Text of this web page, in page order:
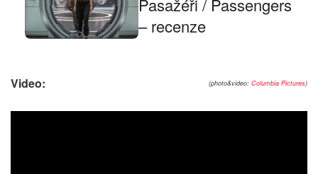
Pasažéři / Passengers
– recenze
(photo&video: Columbia Pictures)
Video: